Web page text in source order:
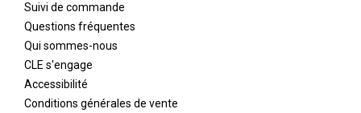
Suivi de commande
Questions fréquentes
Qui sommes-nous
CLE s'engage
Accessibilité
Conditions générales de vente